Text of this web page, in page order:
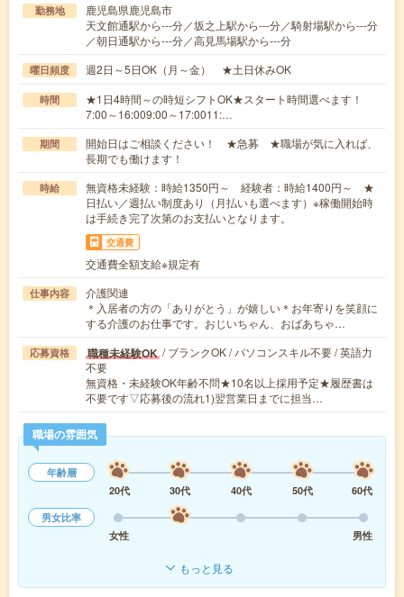
勤務地
鹿児島県鹿児島市
天文館通駅から---分／坂之上駅から---分／騎射場駅から---分
／朝日通駅から---分／高見馬場駅から---分
曜日頻度 週2日～5日OK（月～金） ★土日休みOK
時間
★1日4時間～の時短シフトOK★スタート時間選べます！
7:00～16:009:00～17:0011:…
期間
開始日はご相談ください！ ★急募 ★職場が気に入れば、
長期でも働けます！
時給
無資格未経験：時給1350円～ 経験者：時給1400円～ ★
日払い／週払い制度あり（月払いも選べます）※稼働開始時
は手続き完了次第のお支払いとなります。
交通費
交通費全額支給※規定有
仕事内容
介護関連
＊入居者の方の「ありがとう」が嬉しい＊お年寄りを笑顔に
する介護のお仕事です。おじいちゃん、おばあちゃ…
応募資格 職種未経験OK / ブランクOK / パソコンスキル不要 / 英語力
不要
無資格・未経験OK年齢不問★10名以上採用予定★履歴書は
不要です▽応募後の流れ1)翌営業日までに担当…
職場の雰囲気
年齢層
20代
30代 40代 50代
60代
男女比率
女性
男性
もっと見る